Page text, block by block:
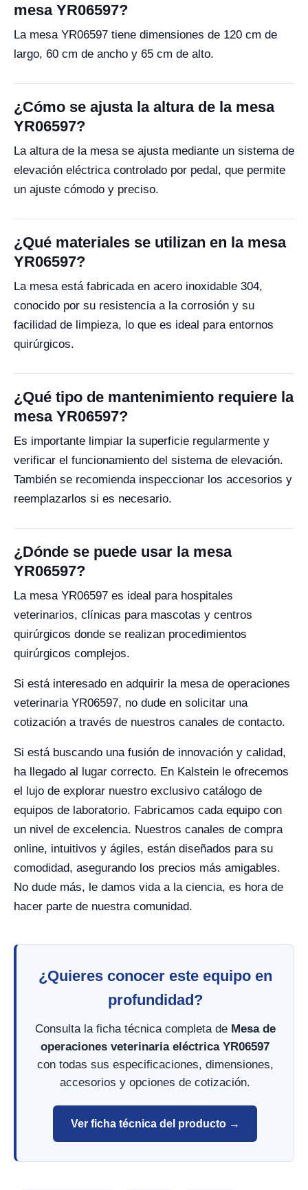
mesa YR06597?
La mesa YR06597 tiene dimensiones de 120 cm de
largo, 60 cm de ancho y 65 cm de alto.
¿Cómo se ajusta la altura de la mesa
YR06597?
La altura de la mesa se ajusta mediante un sistema de
elevación eléctrica controlado por pedal, que permite
un ajuste cómodo y preciso.
¿Qué materiales se utilizan en la mesa
YR06597?
La mesa está fabricada en acero inoxidable 304,
conocido por su resistencia a la corrosión y su
facilidad de limpieza, lo que es ideal para entornos
quirúrgicos.
¿Qué tipo de mantenimiento requiere la
mesa YR06597?
Es importante limpiar la superficie regularmente y
verificar el funcionamiento del sistema de elevación.
También se recomienda inspeccionar los accesorios y
reemplazarlos si es necesario.
¿Dónde se puede usar la mesa
YR06597?
La mesa YR06597 es ideal para hospitales
veterinarios, clínicas para mascotas y centros
quirúrgicos donde se realizan procedimientos
quirúrgicos complejos.
Si está interesado en adquirir la mesa de operaciones
veterinaria YR06597, no dude en solicitar una
cotización a través de nuestros canales de contacto.
Si está buscando una fusión de innovación y calidad,
ha llegado al lugar correcto. En Kalstein le ofrecemos
el lujo de explorar nuestro exclusivo catálogo de
equipos de laboratorio. Fabricamos cada equipo con
un nivel de excelencia. Nuestros canales de compra
online, intuitivos y ágiles, están diseñados para su
comodidad, asegurando los precios más amigables.
No dude más, le damos vida a la ciencia, es hora de
hacer parte de nuestra comunidad.
¿Quieres conocer este equipo en
profundidad?
Consulta la ficha técnica completa de Mesa de
operaciones veterinaria eléctrica YR06597
con todas sus especificaciones, dimensiones,
accesorios y opciones de cotización.
Ver ficha técnica del producto →